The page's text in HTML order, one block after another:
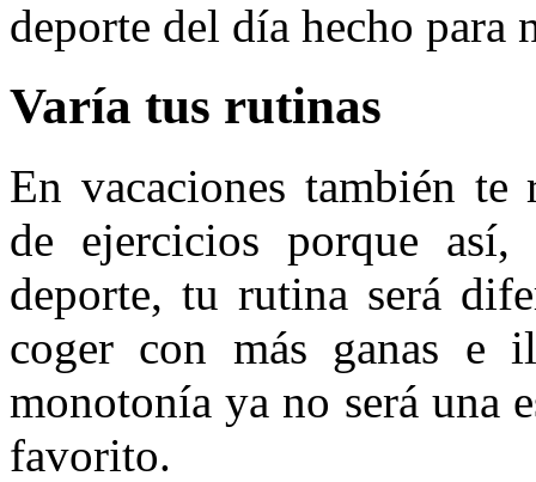
deporte del día hecho para
Varía tus rutinas
En vacaciones también te
de ejercicios porque así,
deporte, tu rutina será
coger con más ganas e
monotonía ya no será una
favorito.